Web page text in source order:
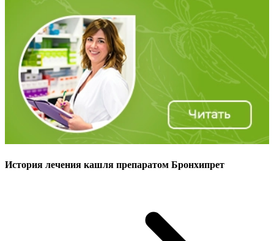
История лечения кашля препаратом Бронхипрет